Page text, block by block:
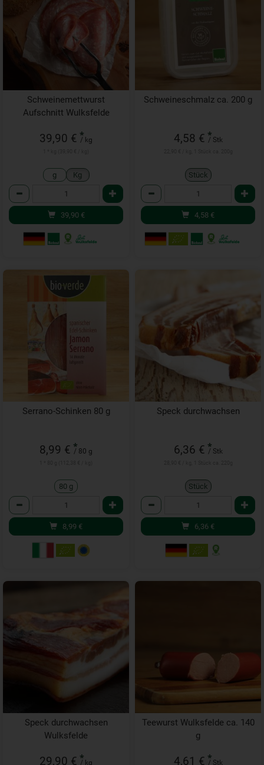
Schweinemettwurst
Aufschnitt Wulksfelde
39,90 € *
/ kg
g Kg
Anzahl
39,90 €
Schweineschmalz ca. 200 g
4,58 € *
/ Stk
Stück
Anzahl
4,58 €
Serrano-Schinken 80 g
8,99 € *
/ 80 g
80 g
Anzahl
8,99 €
Speck durchwachsen
6,36 € *
/ Stk
Stück
Anzahl
6,36 €
Speck durchwachsen
Wulksfelde
29,90 € *
/ kg
Teewurst Wulksfelde ca. 140
g
4,61 € *
/ Stk